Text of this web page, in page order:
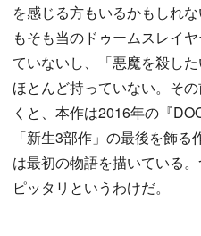
を感じる方もいるかもしれ
もそも当のドゥームスレイ
ていないし、「悪魔を殺し
ほとんど持っていない。そ
くと、本作は2016年の『
「新生3部作」の最後を飾
は最初の物語を描いている
ピッタリというわけだ。